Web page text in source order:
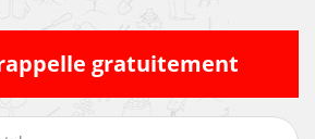
gratuitement